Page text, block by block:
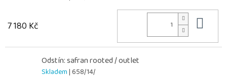
7 180 Kč
Odstín: safran rooted / outlet
Skladem| 658/14/